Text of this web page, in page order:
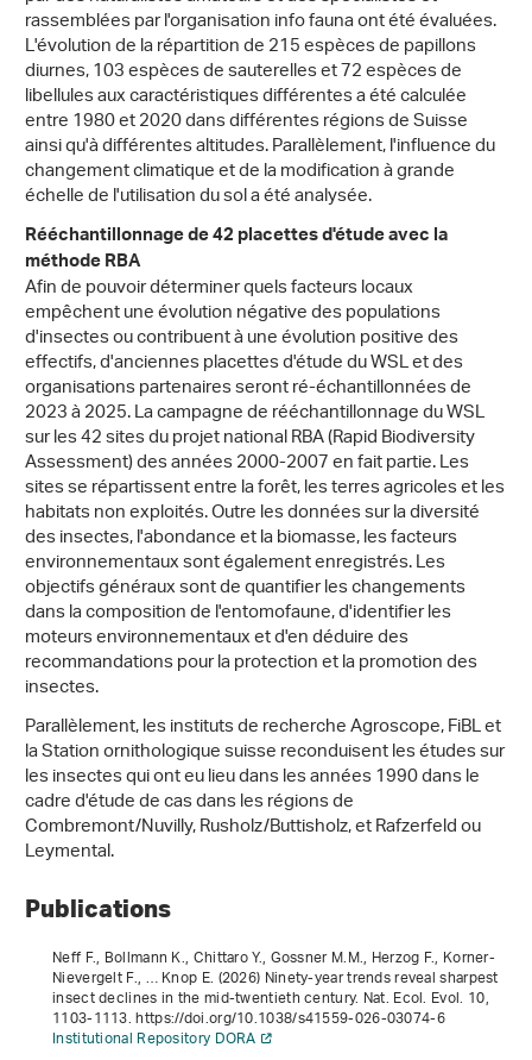
rassemblées par l'organisation info fauna ont été évaluées.
L'évolution de la répartition de 215 espèces de papillons
diurnes, 103 espèces de sauterelles et 72 espèces de
libellules aux caractéristiques différentes a été calculée
entre 1980 et 2020 dans différentes régions de Suisse
ainsi qu'à différentes altitudes. Parallèlement, l'influence du
changement climatique et de la modification à grande
échelle de l'utilisation du sol a été analysée.
Rééchantillonnage de 42 placettes d'étude avec la
méthode RBA
Afin de pouvoir déterminer quels facteurs locaux
empêchent une évolution négative des populations
d'insectes ou contribuent à une évolution positive des
effectifs, d'anciennes placettes d'étude du WSL et des
organisations partenaires seront ré-échantillonnées de
2023 à 2025. La campagne de rééchantillonnage du WSL
sur les 42 sites du projet national RBA (Rapid Biodiversity
Assessment) des années 2000-2007 en fait partie. Les
sites se répartissent entre la forêt, les terres agricoles et les
habitats non exploités. Outre les données sur la diversité
des insectes, l'abondance et la biomasse, les facteurs
environnementaux sont également enregistrés. Les
objectifs généraux sont de quantifier les changements
dans la composition de l'entomofaune, d'identifier les
moteurs environnementaux et d'en déduire des
recommandations pour la protection et la promotion des
insectes.
Parallèlement, les instituts de recherche Agroscope, FiBL et
la Station ornithologique suisse reconduisent les études sur
les insectes qui ont eu lieu dans les années 1990 dans le
cadre d'étude de cas dans les régions de
Combremont/Nuvilly, Rusholz/Buttisholz, et Rafzerfeld ou
Leymental.
Publications
Neff F., Bollmann K., Chittaro Y., Gossner M.M., Herzog F., Korner-
Nievergelt F., … Knop E. (2026) Ninety-year trends reveal sharpest
insect declines in the mid-twentieth century. Nat. Ecol. Evol. 10,
1103-1113. https://doi.org/10.1038/s41559-026-03074-6
Institutional Repository DORA